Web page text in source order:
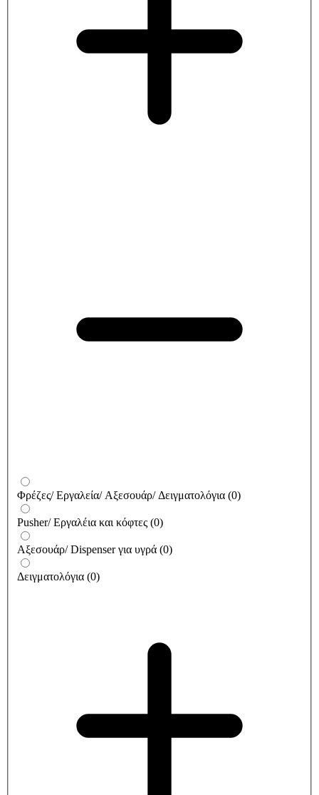
Φρέζες/ Εργαλεία/ Αξεσουάρ/ Δειγματολόγια (0)
Pusher/ Εργαλέια και κόφτες (0)
Αξεσουάρ/ Dispenser για υγρά (0)
Δειγματολόγια (0)